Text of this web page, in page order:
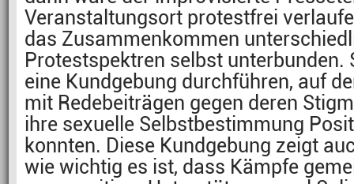
Veranstaltungsort protestfrei
das Zusammenkommen
Protestspektren selbst unterbunden.
eine Kundgebung durchführen, auf
mit Redebeiträgen gegen deren
ihre sexuelle Selbstbestimmung
konnten. Diese Kundgebung zeigt
wie wichtig es ist, dass Kämpfe